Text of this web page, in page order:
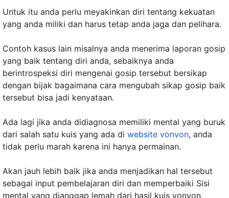
Untuk itu anda perlu meyakinkan diri tentang kekuatan
yang anda miliki dan harus tetap anda jaga dan pelihara.
Contoh kasus lain misalnya anda menerima laporan gosip
yang baik tentang diri anda, sebaiknya anda
berintrospeksi diri mengenai gosip tersebut bersikap
dengan bijak bagaimana cara mengubah sikap gosip baik
tersebut bisa jadi kenyataan.
Ada lagi jika anda didiagnosa memiliki mental yang buruk
dari salah satu kuis yang ada di website vonvon, anda
tidak perlu marah karena ini hanya permainan.
Akan jauh lebih baik jika anda menjadikan hal tersebut
sebagai input pembelajaran diri dan memperbaiki Sisi
mental yang dianggap lemah dari hasil kuis vonvon.